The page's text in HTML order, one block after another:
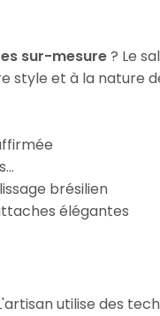
sur-mesure? Le
style et à la nature
brésilien
élégantes
utilise des